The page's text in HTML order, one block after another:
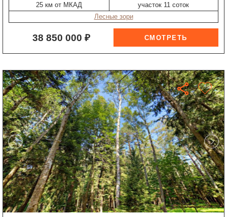
25 км от МКАД
участок 11 соток
Лесные зори
38 850 000 ₽